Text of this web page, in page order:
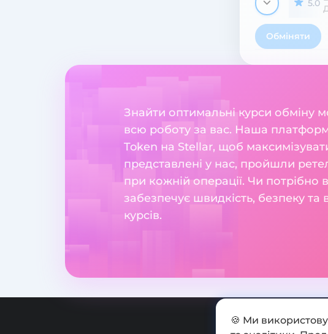
5.0
Обміняти
Знайти оптимальні курси
всю роботу за вас. Наша
Token на Stellar, щоб
представлені у нас, пройшли
при кожній операції. Чи
забезпечує швидкість, безпеку
курсів.
🍪 Ми